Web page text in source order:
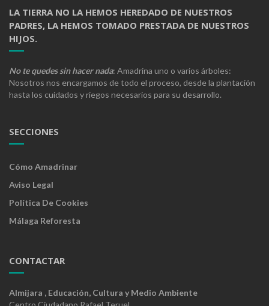
LA TIERRA NO LA HEMOS HEREDADO DE NUESTROS
PADRES, LA HEMOS TOMADO PRESTADA DE NUESTROS
HIJOS.
No te quedes sin hacer nada: Amadrina uno o varios árboles:
Nosotros nos encargamos de todo el proceso, desde la plantación
hasta los cuidados y riegos necesarios para su desarrollo.
SECCIONES
Cómo Amadrinar
Aviso Legal
Política De Cookies
Málaga Reforesta
CONTACTAR
Almijara , Educación, Cultura y Medio Ambiente